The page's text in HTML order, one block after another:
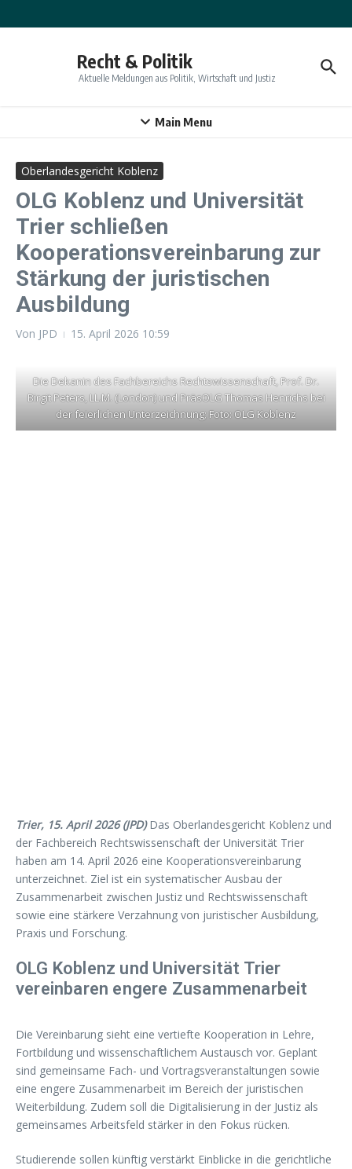
Recht & Politik
Aktuelle Meldungen aus Politik, Wirtschaft und Justiz
Main Menu
Oberlandesgericht Koblenz
OLG Koblenz und Universität
Trier schließen
Kooperationsvereinbarung zur
Stärkung der juristischen
Ausbildung
Von JPD 15. April 2026 10:59
Die Dekanin des Fachbereichs Rechtswissenschaft, Prof. Dr.
Birgit Peters, LL.M. (London) und PräsOLG Thomas Henrichs bei
der feierlichen Unterzeichnung; Foto: OLG Koblenz
Trier, 15. April 2026 (JPD)Das Oberlandesgericht Koblenz und
der Fachbereich Rechtswissenschaft der Universität Trier
haben am 14. April 2026 eine Kooperationsvereinbarung
unterzeichnet. Ziel ist ein systematischer Ausbau der
Zusammenarbeit zwischen Justiz und Rechtswissenschaft
sowie eine stärkere Verzahnung von juristischer Ausbildung,
Praxis und Forschung.
OLG Koblenz und Universität Trier
vereinbaren engere Zusammenarbeit
Die Vereinbarung sieht eine vertiefte Kooperation in Lehre,
Fortbildung und wissenschaftlichem Austausch vor. Geplant
sind gemeinsame Fach- und Vortragsveranstaltungen sowie
eine engere Zusammenarbeit im Bereich der juristischen
Weiterbildung. Zudem soll die Digitalisierung in der Justiz als
gemeinsames Arbeitsfeld stärker in den Fokus rücken.
Studierende sollen künftig verstärkt Einblicke in die gerichtliche